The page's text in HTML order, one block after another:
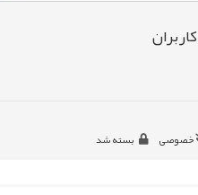
کاربران
خصوصی بسته شد